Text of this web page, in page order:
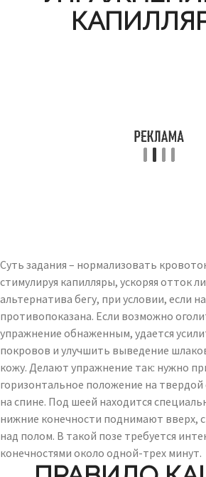
Суть задания – нормализовать
стимулируя капилляры, ускоряя отток
альтернатива бегу, при условии, если
противопоказана. Если возможно
упражнение обнаженным, удается
покровов и улучшить выведение
кожу. Делают упражнение так: нужно
горизонтальное положение на
на спине. Под шеей находится
нижние конечности поднимают вверх,
над полом. В такой позе требуется
конечностями около одной-трех минут.